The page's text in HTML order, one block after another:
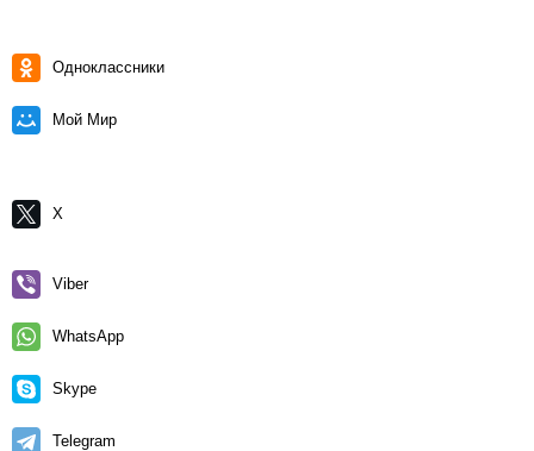
Одноклассники
Мой Мир
X
Viber
WhatsApp
Skype
Telegram